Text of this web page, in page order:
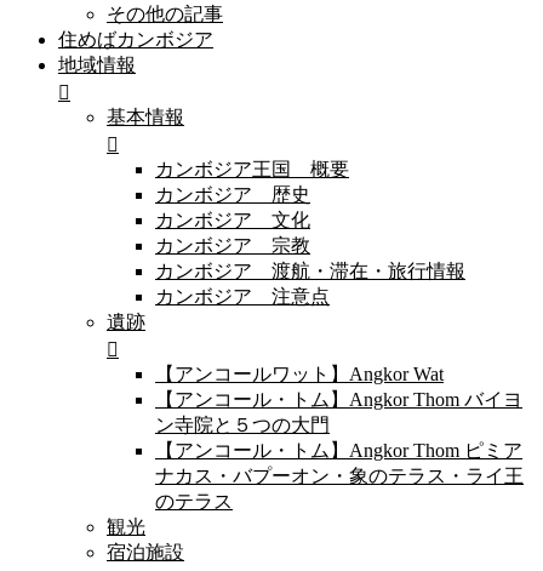
その他の記事
住めばカンボジア
地域情報
基本情報
カンボジア王国 概要
カンボジア 歴史
カンボジア 文化
カンボジア 宗教
カンボジア 渡航・滞在・旅行情報
カンボジア 注意点
遺跡
【アンコールワット】Angkor Wat
【アンコール・トム】Angkor Thom バイヨ
ン寺院と５つの大門
【アンコール・トム】Angkor Thom ピミア
ナカス・バプーオン・象のテラス・ライ王
のテラス
観光
宿泊施設